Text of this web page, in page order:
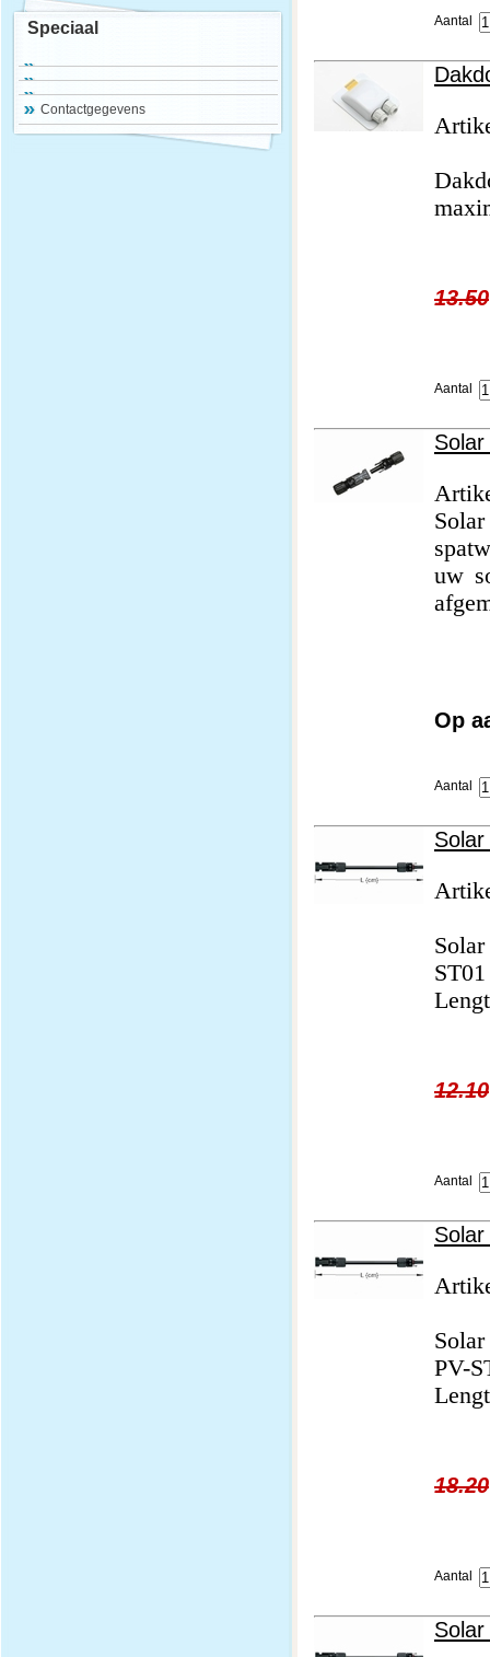
Speciaal
Contactgegevens
Aantal
13.50
Aantal
uw
Op
Aantal
12.10
Aantal
PV-
18.20
Aantal